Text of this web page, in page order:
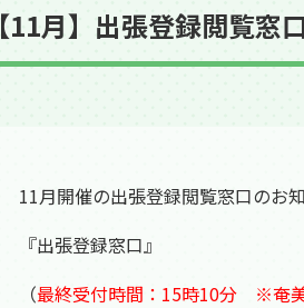
【11月】出張登録閲覧窓
11月開催の出張登録閲覧窓口のお
『出張登録窓口』
（最終受付時間：15時10分 ※奄